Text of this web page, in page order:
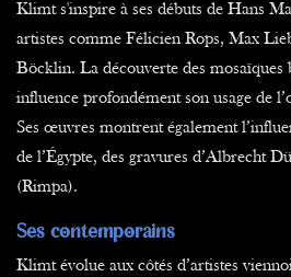
Klimt s'inspire à ses débuts de Hans
artistes comme Félicien Rops, Max
Böcklin. La découverte des mosaïques
influence profondément son usage de
Ses œuvres montrent également
de l’Égypte, des gravures d’Albrecht
(Rimpa).
Ses contemporains
Klimt évolue aux côtés d’artistes